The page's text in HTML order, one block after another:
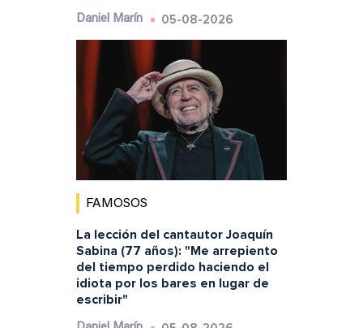
Daniel Marín 05-08-2026
FAMOSOS
La lección del cantautor Joaquín
Sabina (77 años): "Me arrepiento
del tiempo perdido haciendo el
idiota por los bares en lugar de
escribir"